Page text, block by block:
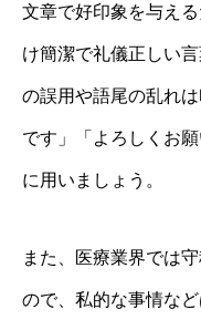
文章で好印象を与え
け簡潔で礼儀正しい
の誤用や語尾の乱れ
です」「よろしくお
に用いましょう。
また、医療業界では
ので、私的な事情な